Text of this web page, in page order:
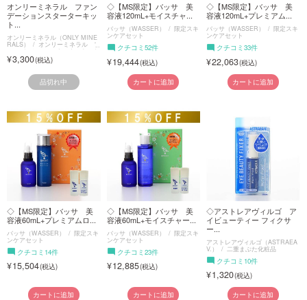
オンリーミネラル ファン
デーションスターターキッ
ト...
オンリーミネラル（ONLY MINE
RALS） オンリーミネラル フ
ァンデーションスターターキット
3,300
品切れ中
◇【MS限定】バッサ 美
容液120mL+モイスチャ...
バッサ（WASSER） 限定スキ
ンケアセット
クチコミ52件
19,444
カートに追加
◇【MS限定】バッサ 美
容液120mL+プレミアム...
バッサ（WASSER） 限定スキ
ンケアセット
クチコミ33件
22,063
カートに追加
◇【MS限定】バッサ 美
容液60mL+プレミアムロ...
バッサ（WASSER） 限定スキ
ンケアセット
クチコミ14件
15,504
カートに追加
◇【MS限定】バッサ 美
容液60mL+モイスチャー...
バッサ（WASSER） 限定スキ
ンケアセット
クチコミ23件
12,885
カートに追加
◇アストレアヴィルゴ ア
イビューティー フィクサ
ー...
アストレアヴィルゴ（ASTRAEA
V.） 二重まぶた化粧品
クチコミ10件
1,320
カートに追加